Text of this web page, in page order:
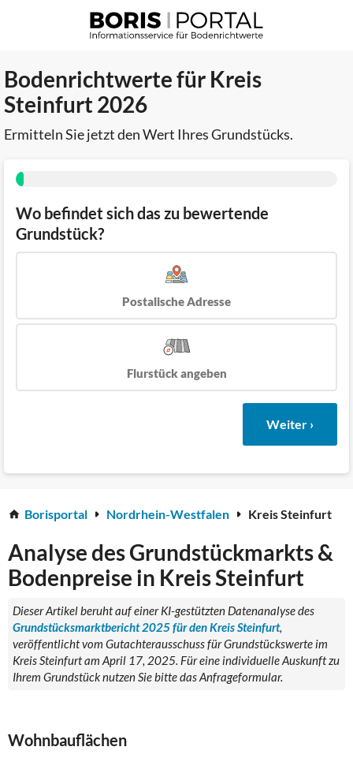
Bodenrichtwerte für Kreis
Steinfurt 2026
Ermitteln Sie jetzt den Wert Ihres Grundstücks.
Wo befindet sich das zu bewertende
Grundstück?
Postalische Adresse
Flurstück angeben
Weiter ›
Borisportal Nordrhein-Westfalen Kreis Steinfurt
Analyse des Grundstückmarkts &
Bodenpreise in Kreis Steinfurt
Dieser Artikel beruht auf einer KI-gestützten Datenanalyse des
Grundstücksmarktbericht 2025 für den Kreis Steinfurt,
veröffentlicht vom Gutachterausschuss für Grundstückswerte im
Kreis Steinfurt am April 17, 2025. Für eine individuelle Auskunft zu
Ihrem Grundstück nutzen Sie bitte das Anfrageformular.
Wohnbauflächen